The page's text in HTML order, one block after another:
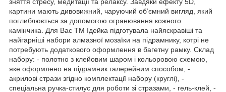
картини мають дивовижний, чаруючий об’ємний вигляд, який
поглиблюється за допомогою огранювання кожного
камінчика. Для Вас ТМ Ідейка підготувала найяскравіші та
найгарніші набори алмазної мозаїки на підрамнику, котрі не
потребують додаткового оформлення в багетну рамку. Склад
набору: - полотно з клейовим шаром і кольоровою схемою,
яке оформлено на підрамник галерейним способом, -
акрилові стрази згідно комплектації набору (круглі), -
спеціальна ручка-стилус для роботи зі стразами, - гель-клей, -